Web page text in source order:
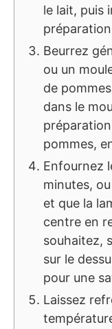
le lait, puis
Beurrez
ou un
de
dans le
pommes,
Enfournez
minutes,
et que la
centre en
souhaitez,
sur le
pour une
Laissez